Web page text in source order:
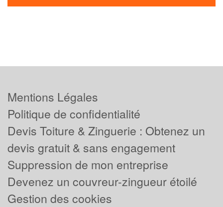
Mentions Légales
Politique de confidentialité
Devis Toiture & Zinguerie : Obtenez un
devis gratuit & sans engagement
Suppression de mon entreprise
Devenez un couvreur-zingueur étoilé
Gestion des cookies